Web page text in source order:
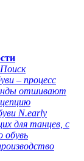
Поиск
– процесс
отшивают
N.early
для танцев, с
обувь